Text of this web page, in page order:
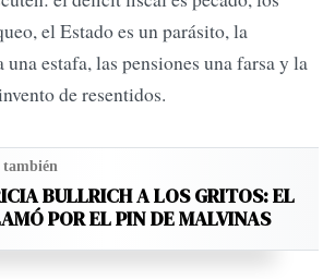
el Estado es un parásito, la
estafa, las pensiones una farsa y la
de resentidos.
también
BULLRICH A LOS GRITOS: EL
POR EL PIN DE MALVINAS